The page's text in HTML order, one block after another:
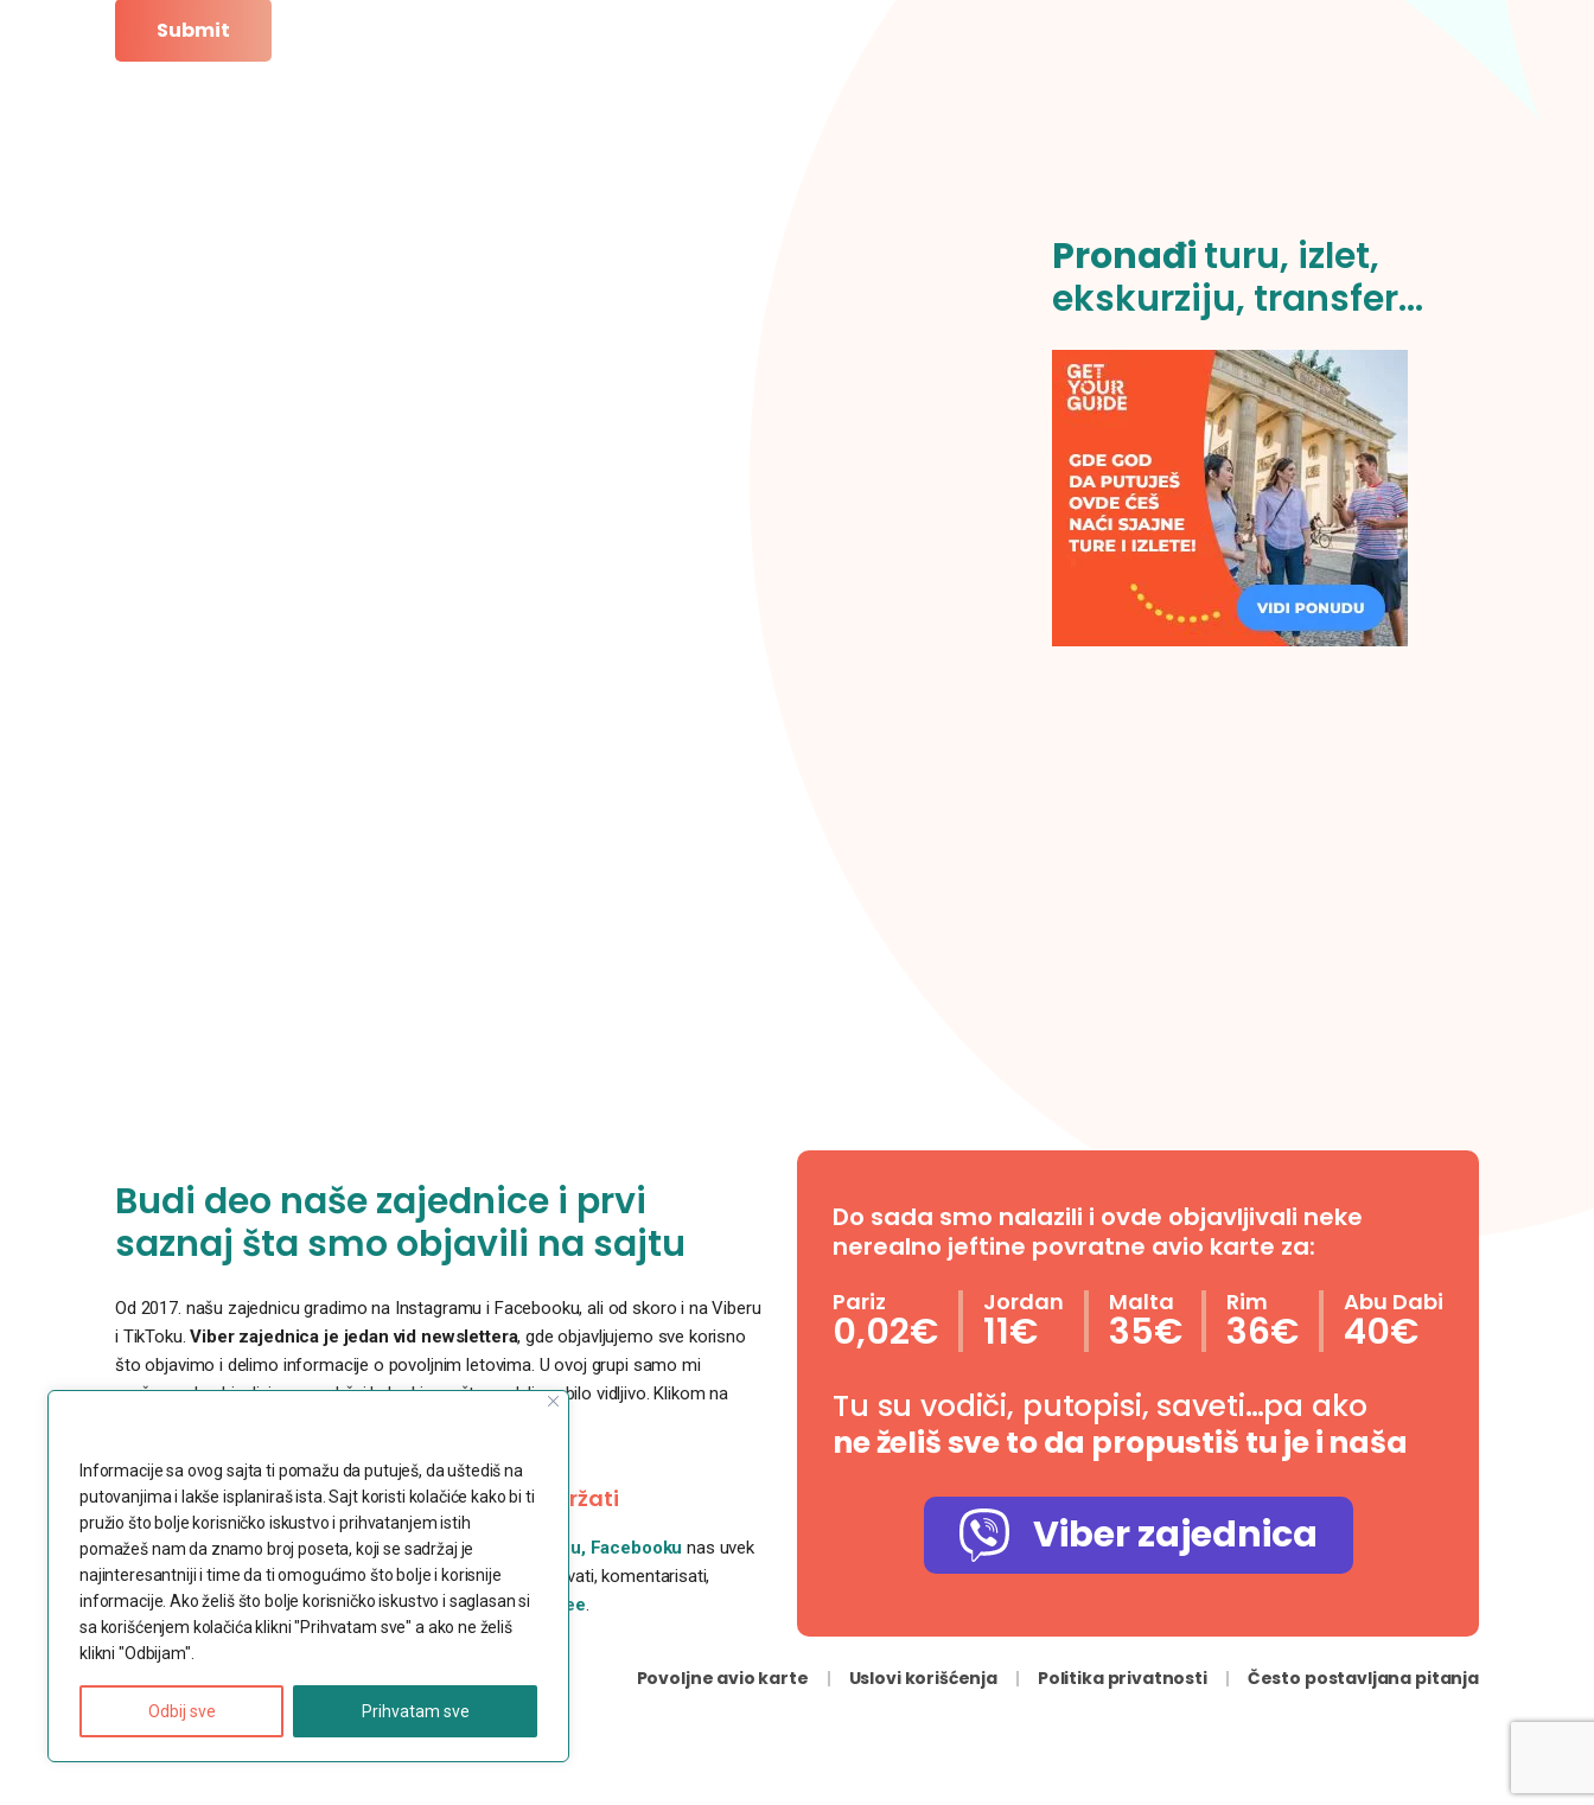
Informacije sa ovog sajta ti pomažu da putuješ, da uštediš na
putovanjima i lakše isplaniraš ista. Sajt koristi kolačiće kako bi ti
pružio što bolje korisničko iskustvo i prihvatanjem istih
pomažeš nam da znamo broj poseta, koji se sadržaj je
najinteresantniji i time da ti omogućimo što bolje i korisnije
informacije. Ako želiš što bolje korisničko iskustvo i saglasan si
sa korišćenjem kolačića klikni "Prihvatam sve" a ako ne želiš
klikni "Odbijam".
Odbij sve Prihvatam sve
Pronađituru, izlet,
ekskurziju, transfer...
Budi deo naše zajednice i prvi
saznaj šta smo objavili na sajtu
Od 2017. našu zajednicu gradimo na Instagramu i Facebooku, ali od skoro i na Viberu
i TikToku.Viber zajednica je jedan vid newslettera, gde objavljujemo sve korisno
što objavimo i delimo informacije o povoljnim letovima. U ovoj grupi samo mi
možemo da objavljujemo sadržaj kako bi sve što podelimo bilo vidljivo. Klikom na
Ukoliko su vam naše objave pomogle
da uštedite i otputujetemožete nas i podržati
Na društvenim mrežama,Instagramu ,TikToku YouTube-u, Facebookunas uvek
možete podržati tako što ćete reagovati na naše objave, čuvati, komentarisati,
lajkovati i deliti, ali možete i donacijama prekoBuymeacoffee.
Do sada smo nalazili i ovde objavljivali neke
nerealno jeftine povratne avio karte za:
Pariz
0,02€
Jordan
11€
Malta
35€
Rim
36€
Abu Dabi
40€
Tu su vodiči, putopisi, saveti…pa ako
ne želiš sve to da propustiš tu je i naša
Viber zajednica
Povoljne avio karte Uslovi korišćenja Politika privatnosti Često postavljana pitanja